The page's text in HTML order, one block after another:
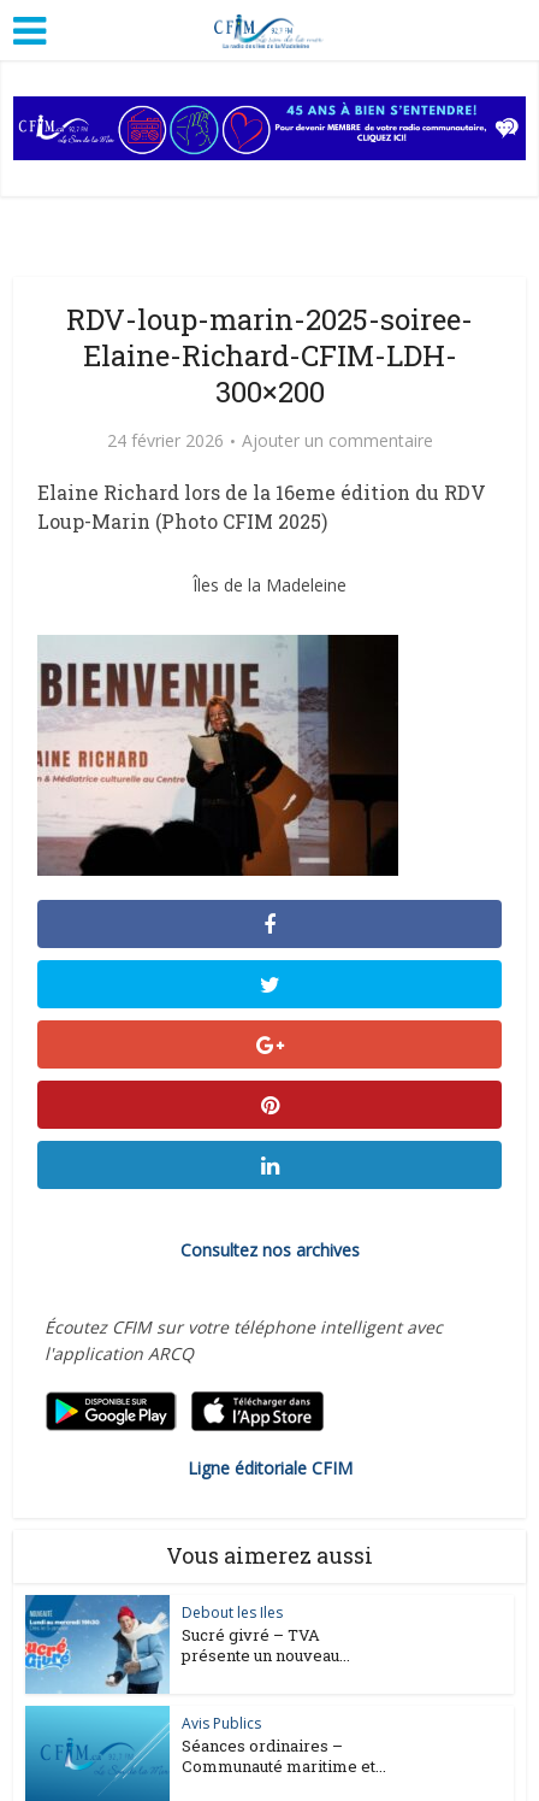
RDV-loup-marin-2025-soiree-
Elaine-Richard-CFIM-LDH-
300×200
24 février 2026 Ajouter un commentaire
Elaine Richard lors de la 16eme édition du RDV
Loup-Marin (Photo CFIM 2025)
Îles de la Madeleine
Consultez nos archives
Écoutez CFIM sur votre téléphone intelligent avec
l'application ARCQ
Ligne éditoriale CFIM
Vous aimerez aussi
Debout les Iles
Sucré givré – TVA
présente un nouveau...
Avis Publics
Séances ordinaires –
Communauté maritime et...